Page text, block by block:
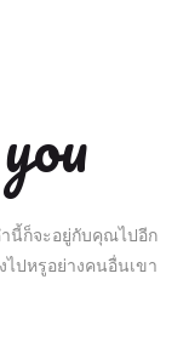
นี้ก็จะอยู่กับคุณไปอีก
ปหรูอย่างคนอื่นเขา